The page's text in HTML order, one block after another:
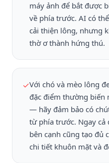
máy ảnh để bắt được
về phía trước. AI có
cải thiện lông, nhưng
thờ ơ thành hứng thú.
✓Với chó và mèo lông
đặc điểm thường biến
— hãy đảm bảo có
từ phía trước. Ngay
bên cạnh cũng tạo đủ
chi tiết khuôn mặt và